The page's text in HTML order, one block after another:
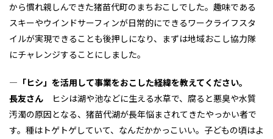
から慣れ親しんできた猪苗代町のまちおこしでした。趣味である
スキーやウインドサーフィンが日常的にできるワークライフスタ
イルが実現できることも後押しになり、まずは地域おこし協力隊
にチャレンジすることにしました。
―「ヒシ」を活用して事業をおこした経緯を教えてください。
長友さん ヒシは湖や池などに生える水草で、腐ると悪臭や水質
汚濁の原因となる、猪苗代湖が長年悩まされてきたやっかい者で
す。種はトゲトゲしていて、なんだかかっこいい。子どもの頃はよ